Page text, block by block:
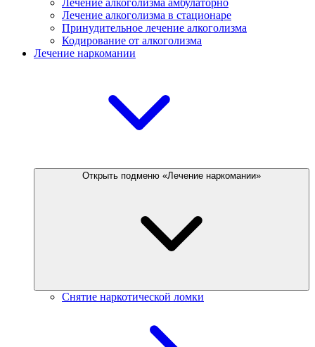
Лечение алкоголизма амбулаторно
Лечение алкоголизма в стационаре
Принудительное лечение алкоголизма
Кодирование от алкоголизма
Лечение наркомании
Открыть подменю «Лечение наркомании»
Снятие наркотической ломки